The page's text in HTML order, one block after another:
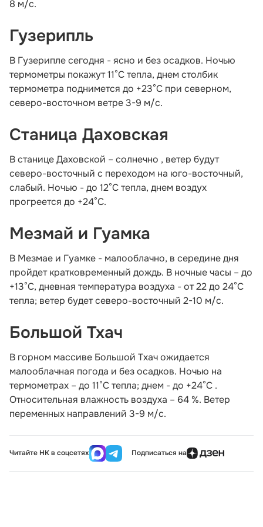
8 м/с.
Гузерипль
В Гузерипле сегодня - ясно и без осадков. Ночью
термометры покажут 11°С тепла, днем столбик
термометра поднимется до +23°С при северном,
северо-восточном ветре 3-9 м/с.
Станица Даховская
В станице Даховской – солнечно , ветер будут
северо-восточный с переходом на юго-восточный,
слабый. Ночью - до 12°С тепла, днем воздух
прогреется до +24°С.
Мезмай и Гуамка
В Мезмае и Гуамке - малооблачно, в середине дня
пройдет кратковременный дождь. В ночные часы – до
+13°С, дневная температура воздуха - от 22 до 24°С
тепла; ветер будет северо-восточный 2-10 м/с.
Большой Тхач
В горном массиве Большой Тхач ожидается
малооблачная погода и без осадков. Ночью на
термометрах – до 11°С тепла; днем - до +24°С .
Относительная влажность воздуха – 64 %. Ветер
переменных направлений 3-9 м/с.
Читайте НК в соцсетях Подписаться на